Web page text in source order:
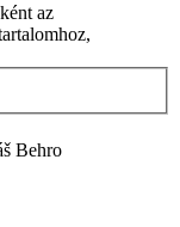
az
Behro